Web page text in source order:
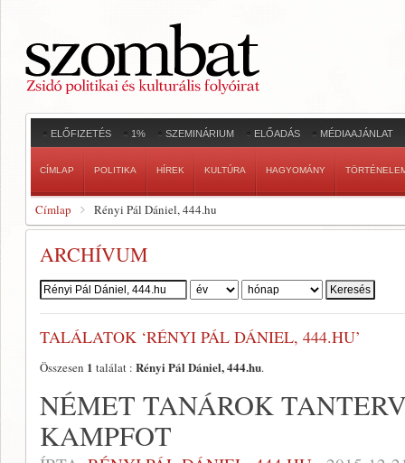
ELŐFIZETÉS 1% SZEMINÁRIUM ELŐADÁS MÉDIAAJÁNLAT
CÍMLAP POLITIKA HÍREK KULTÚRA HAGYOMÁNY
Címlap Rényi Pál Dániel, 444.hu
ARCHÍVUM
Szerző:
TALÁLATOK ‘RÉNYI PÁL DÁNIEL, 444.HU’
Összesen 1 találat : Rényi Pál Dániel, 444.hu.
NÉMET TANÁROK
KAMPFOT